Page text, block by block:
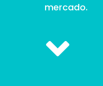
mercado.